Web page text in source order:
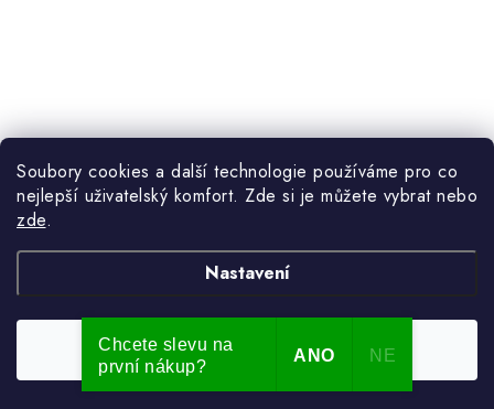
Soubory cookies a další technologie používáme pro co
nejlepší uživatelský komfort. Zde si je můžete vybrat nebo
zde.
Nastavení
Souhlasím
Chcete slevu na
první nákup?
ANO NE